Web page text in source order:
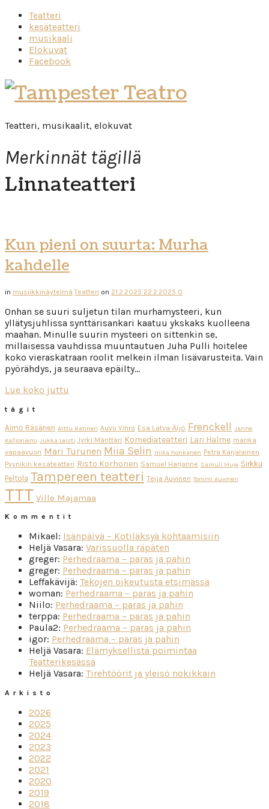
Teatteri
kesäteatteri
musikaali
Elokuvat
Facebook
Tampester
Teatro
Teatteri, musikaalit, elokuvat
Merkinnät tägillä
Linnateatteri
Kun pieni on suurta: Murha
kahdelle
in musiikkinäytelmä Teatteri on 21.2.2025 22.2.2025 0
Onhan se suuri suljetun tilan murhamysteeri, kun
yllätysjuhlissa synttärisankari kaatuu ykskaks kuolleena
maahan. Minulle suurin mysteeri on sittenkin se,
millaisessa vauhdissa muuntautuen Juha Pulli hoitelee
koko vieraskatraan roolit melkein ilman lisävarusteita. Vain
pyörähdys, ja seuraava epäilty…
Lue koko juttu
tägit
Aimo Räsänen Arttu Ratinen Auvo Vihro Esa Latva-Äijö Frenckell
Janne
Kallioniemi
Jukka Leisti Jyrki Mänttäri Komediateatteri Lari Halme marika
vapaavuori Mari Turunen Miia Selin mika honkanen Petra Karjalainen
Pyynikin kesäteatteri Risto Korhonen Samuel Harjanne Samuli Muje Sirkku
Peltola Tampereen teatteri Teija Auvinen Tommi Auvinen
TTT Ville Majamaa
Kommentit
Mikael: Isänpäivä – Kotiläksyä kohtaamisiin
Heljä Vasara: Varissuolla räpäten
greger: Perhedraama – paras ja pahin
greger: Perhedraama – paras ja pahin
Leffakävijä: Tekojen oikeutusta etsimässä
woman: Perhedraama – paras ja pahin
Niilo: Perhedraama – paras ja pahin
terppa: Perhedraama – paras ja pahin
Paula2: Perhedraama – paras ja pahin
igor: Perhedraama – paras ja pahin
Heljä Vasara: Elämyksellistä poimintaa
Teatterikesässä
Heljä Vasara: Tirehtöörit ja yleisö nokikkain
Arkisto
2026
2025
2024
2023
2022
2021
2020
2019
2018